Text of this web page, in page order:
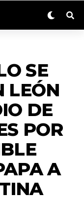
SE
LEÓN
DE
POR
A